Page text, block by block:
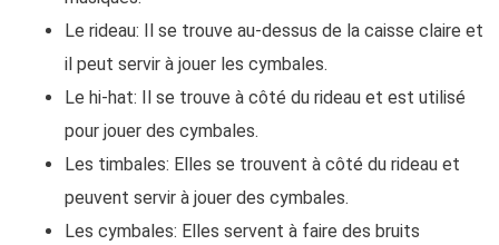
Le rideau: Il se trouve au-dessus de la caisse claire et
il peut servir à jouer les cymbales.
Le hi-hat: Il se trouve à côté du rideau et est utilisé
pour jouer des cymbales.
Les timbales: Elles se trouvent à côté du rideau et
peuvent servir à jouer des cymbales.
Les cymbales: Elles servent à faire des bruits